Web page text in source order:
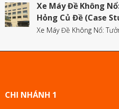
Xe Máy Đề Không
Hỏng Củ Đề (Case
Xe Máy Đề Không Nổ:
CHI NHÁNH 1